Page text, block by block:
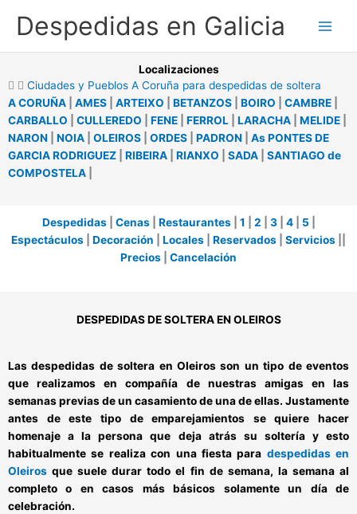
Despedidas en Galicia
Localizaciones
Ciudades y Pueblos A Coruña para despedidas de soltera
A CORUÑA
AMES ARTEIXO BETANZOS BOIRO CAMBRE
CARBALLO
CULLEREDO FENE FERROL LARACHA MELIDE
NARON
NOIA OLEIROS ORDES PADRON
As PONTES DE
GARCIA RODRIGUEZ
RIBEIRA RIANXO SADA
SANTIAGO de
COMPOSTELA
Despedidas| Cenas| Restaurantes| 1 2 3| 4| 5
Espectáculos
Decoración Locales Reservados Servicios
Precios
Cancelación
DESPEDIDAS DE SOLTERA EN OLEIROS
Lasdespedidas de soltera en Oleirosson un tipo de eventos
que realizamos en compañía de nuestras amigas en las
semanas previas de un casamiento de una de ellas. Justamente
antes de este tipo de emparejamientos se quiere hacer
homenaje a la persona que deja atrás su soltería y esto
habitualmente se realiza con una fiesta para despedidas en
Oleiros que suele durar todo el fin de semana, la semana al
completo o en casos más básicos solamente un día de
celebración.